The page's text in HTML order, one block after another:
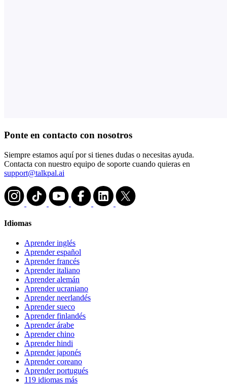
Ponte en contacto con nosotros
Siempre estamos aquí por si tienes dudas o necesitas ayuda.
Contacta con nuestro equipo de soporte cuando quieras en
support@talkpal.ai
Idiomas
Aprender inglés
Aprender español
Aprender francés
Aprender italiano
Aprender alemán
Aprender ucraniano
Aprender neerlandés
Aprender sueco
Aprender finlandés
Aprender árabe
Aprender chino
Aprender hindi
Aprender japonés
Aprender coreano
Aprender portugués
119 idiomas más